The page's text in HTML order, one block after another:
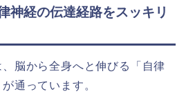
神経の伝達経路をスッキリ
脳から全身へと伸びる「自律
通っています。